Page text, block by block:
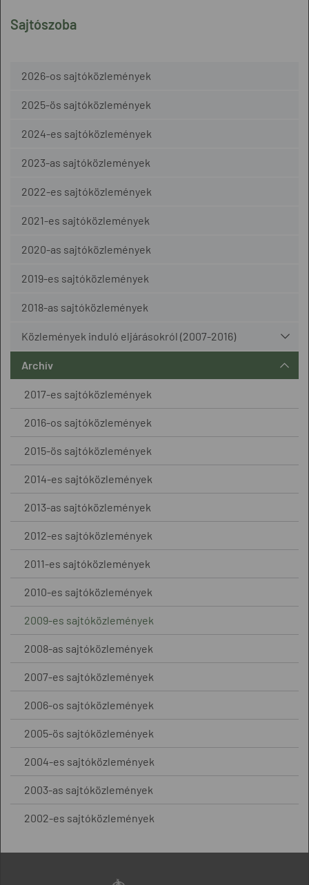
Sajtószoba
2026-os sajtóközlemények
2025-ös sajtóközlemények
2024-es sajtóközlemények
2023-as sajtóközlemények
2022-es sajtóközlemények
2021-es sajtóközlemények
2020-as sajtóközlemények
2019-es sajtóközlemények
2018-as sajtóközlemények
Közlemények induló eljárásokról (2007-2016)
Archív
2017-es sajtóközlemények
2016-os sajtóközlemények
2015-ös sajtóközlemények
2014-es sajtóközlemények
2013-as sajtóközlemények
2012-es sajtóközlemények
2011-es sajtóközlemények
2010-es sajtóközlemények
2009-es sajtóközlemények
2008-as sajtóközlemények
2007-es sajtóközlemények
2006-os sajtóközlemények
2005-ös sajtóközlemények
2004-es sajtóközlemények
2003-as sajtóközlemények
2002-es sajtóközlemények